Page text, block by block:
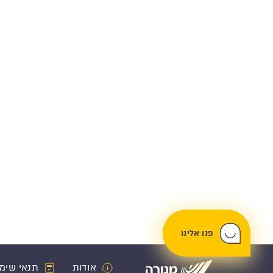
פנו אלינו
אודות תנאי